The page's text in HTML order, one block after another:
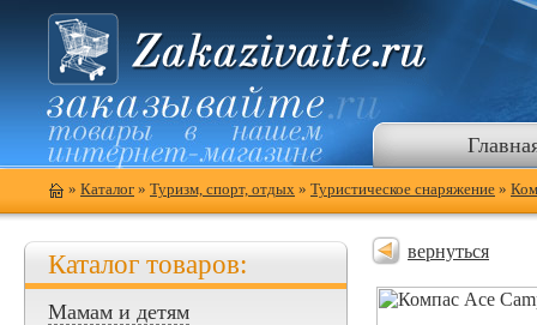
» Каталог » Туризм, спорт, отдых » Туристическое снаряжение »
Каталог товаров:
Мамам и детям
вернуться